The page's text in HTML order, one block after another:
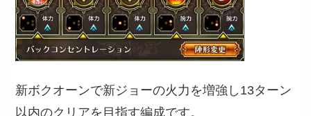
新ボクオーンで新ジョーの火力を増強し13ターン
以内のクリアを目指す編成です。